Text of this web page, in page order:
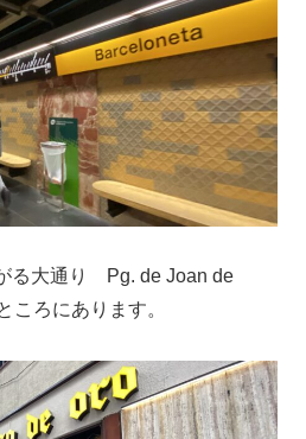
る大通り Pg. de Joan de
ろにあります。